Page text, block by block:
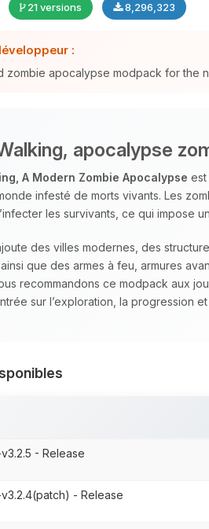
21 versions 8,296,323
:
zombie apocalypse modpack for the
apocalypse
A Modern Zombie Apocalypse
infesté de morts vivants. Les
les survivants, ce qui impose
des villes modernes, des
que des armes à feu, armures
recommandons ce modpack aux
sur l’exploration, la progression
- Release
- Release